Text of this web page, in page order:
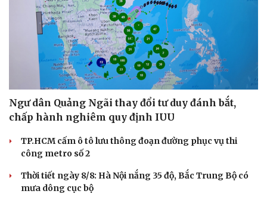
Ngư dân Quảng Ngãi thay đổi tư duy đánh bắt,
chấp hành nghiêm quy định IUU
TP.HCM cấm ô tô lưu thông đoạn đường phục vụ thi
công metro số 2
Thời tiết ngày 8/8: Hà Nội nắng 35 độ, Bắc Trung Bộ có
mưa dông cục bộ